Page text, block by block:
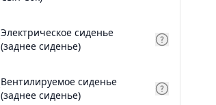
Электрическое сиденье
(заднее сиденье)
Вентилируемое сиденье
(заднее сиденье)